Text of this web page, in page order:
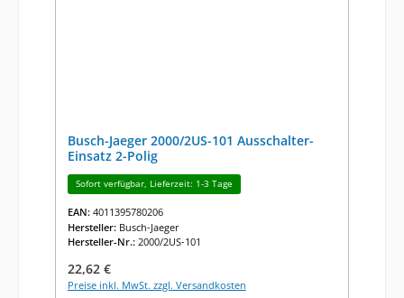
Busch-Jaeger 2000/2US-101 Ausschalter-
Einsatz 2-Polig
Sofort verfügbar, Lieferzeit: 1-3 Tage
EAN: 4011395780206
Hersteller: Busch-Jaeger
Hersteller-Nr.: 2000/2US-101
Regulärer Preis:
22,62 €
Preise inkl. MwSt. zzgl. Versandkosten